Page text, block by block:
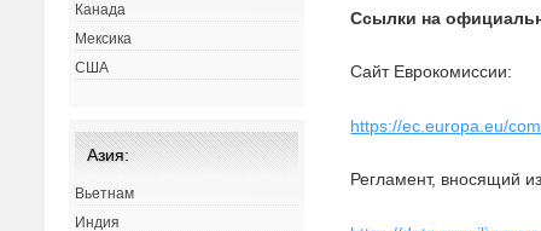
Ссылки на
Сайт Еврокомиссии:
https://ec.europa.eu/
Регламент, вносящий
Канада
Мексика
США
Азия:
Вьетнам
Индия